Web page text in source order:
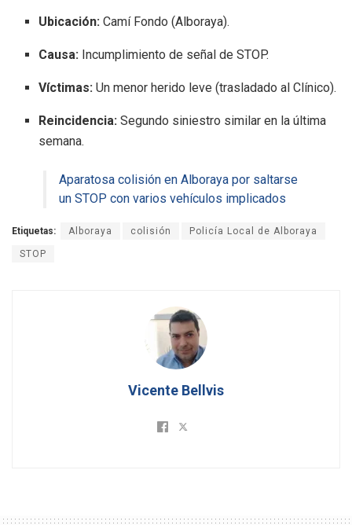
Ubicación: Camí Fondo (Alboraya).
Causa: Incumplimiento de señal de STOP.
Víctimas: Un menor herido leve (trasladado al Clínico).
Reincidencia: Segundo siniestro similar en la última
semana.
Aparatosa colisión en Alboraya por saltarse
un STOP con varios vehículos implicados
Etiquetas: Alboraya colisión Policía Local de Alboraya
STOP
Vicente Bellvis